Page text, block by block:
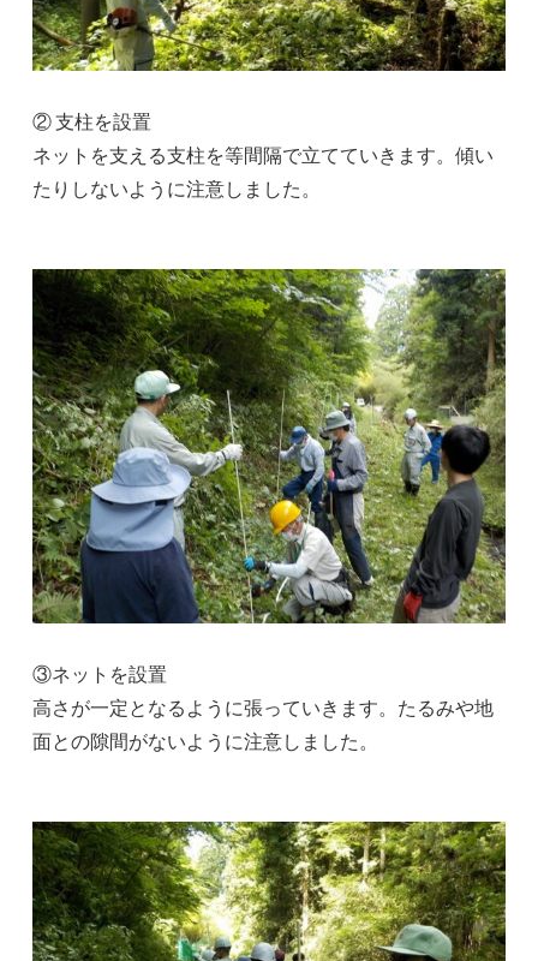
② 支柱を設置
ネットを支える支柱を等間隔で立てていきます。傾い
たりしないように注意しました。
③ネットを設置
高さが一定となるように張っていきます。たるみや地
面との隙間がないように注意しました。